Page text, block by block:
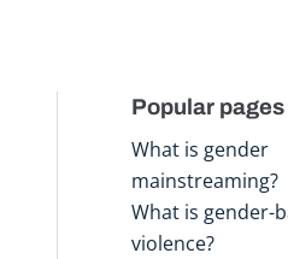
Popular pages
What is gender
mainstreaming?
What is gender-
violence?